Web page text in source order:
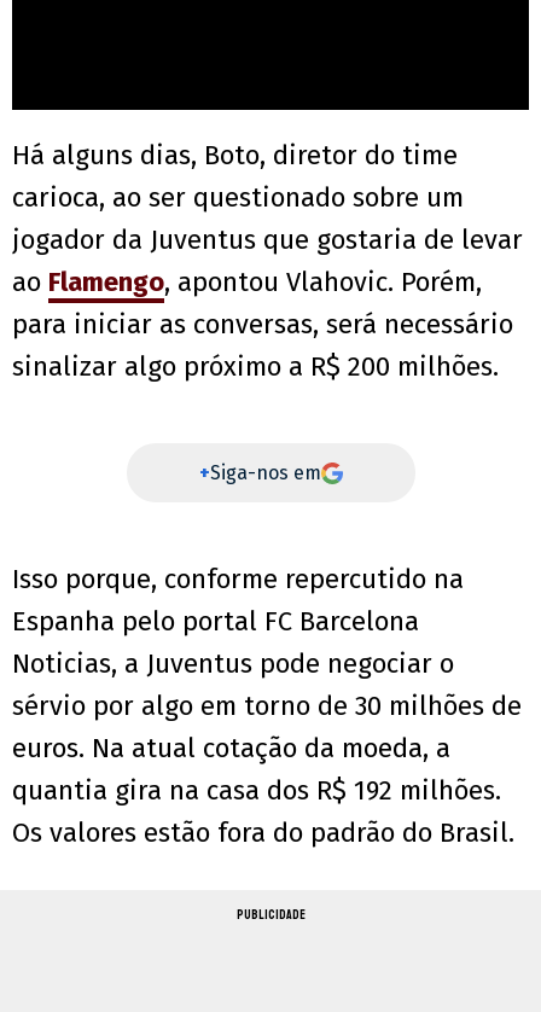
Há alguns dias, Boto, diretor do time
carioca, ao ser questionado sobre um
jogador da Juventus que gostaria de levar
ao Flamengo, apontou Vlahovic. Porém,
para iniciar as conversas, será necessário
sinalizar algo próximo a R$ 200 milhões.
+Siga-nos em
Isso porque, conforme repercutido na
Espanha pelo portal FC Barcelona
Noticias, a Juventus pode negociar o
sérvio por algo em torno de 30 milhões de
euros. Na atual cotação da moeda, a
quantia gira na casa dos R$ 192 milhões.
Os valores estão fora do padrão do Brasil.
PUBLICIDADE